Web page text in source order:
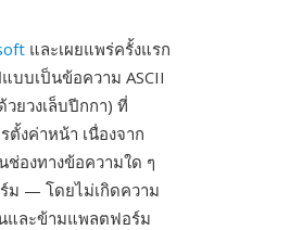
และเผยแพร่ครั้งแรก
บบเป็นข้อความ ASCII
ยวงเล็บปีกกา) ที่
งค่าหน้า เนื่องจาก
องทางข้อความใด ๆ
ม — โดยไม่เกิดความ
และข้ามแพลตฟอร์ม